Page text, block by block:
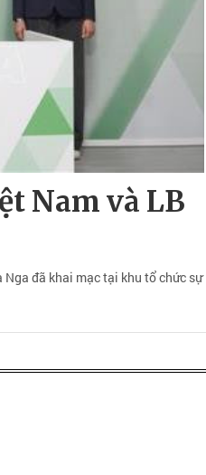
Nam và LB
đã khai mạc tại khu tổ chức sự